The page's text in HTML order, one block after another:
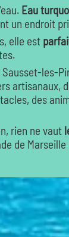
Eau
un endroit
elle est
Sausset-les-
artisanaux,
des
rien ne vaut
de